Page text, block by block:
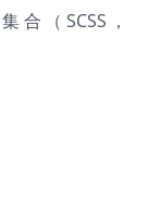
合（SCSS，